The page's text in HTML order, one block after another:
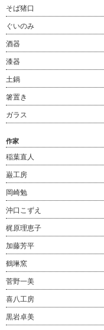
そば猪口
ぐいのみ
酒器
漆器
土鍋
箸置き
ガラス
作家
稲葉直人
巌工房
岡崎勉
沖口こずえ
梶原理恵子
加藤芳平
鶴琳窯
菅野一美
喜八工房
黒岩卓美